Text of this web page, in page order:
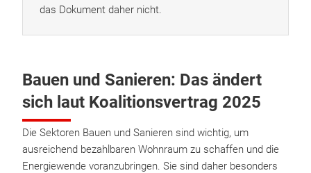
das Dokument daher nicht.
Bauen und Sanieren: Das ändert
sich laut Koalitionsvertrag 2025
Die Sektoren Bauen und Sanieren sind wichtig, um
ausreichend bezahlbaren Wohnraum zu schaffen und die
Energiewende voranzubringen. Sie sind daher besonders